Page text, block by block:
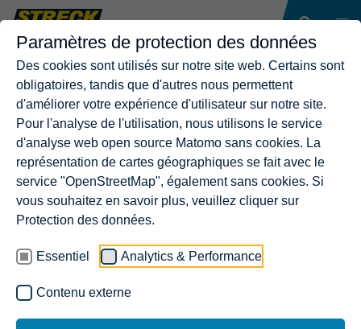
Paramètres de protection des données
Des cookies sont utilisés sur notre site web. Certains sont
obligatoires, tandis que d'autres nous permettent
d'améliorer votre expérience d'utilisateur sur notre site.
Pour l'analyse de l'utilisation, nous utilisons le service
d'analyse web open source Matomo sans cookies. La
représentation de cartes géographiques se fait avec le
service "OpenStreetMap", également sans cookies. Si
vous souhaitez en savoir plus, veuillez cliquer sur
Protection des données.
Essentiel Analytics & Performance
Contenu externe